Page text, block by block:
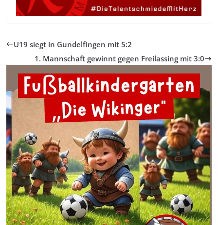
U19 siegt in Gundelfingen mit 5:2
1. Mannschaft gewinnt gegen Freilassing mit 3:0